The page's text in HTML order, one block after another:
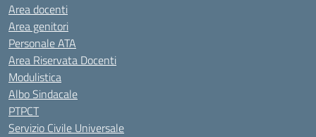
Area docenti
Area genitori
Personale ATA
Area Riservata Docenti
Modulistica
Albo Sindacale
PTPCT
Servizio Civile Universale